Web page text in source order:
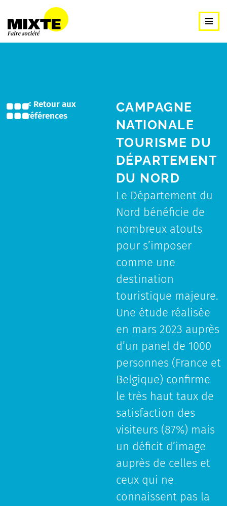
Aller
au
< Retour aux
références
CAMPAGNE
NATIONALE
TOURISME DU
DÉPARTEMENT
DU NORD
Le Département du
Nord bénéficie de
nombreux atouts
pour s’imposer
comme une
destination
touristique majeure.
Une étude réalisée
en mars 2023 auprès
d’un panel de 1000
personnes (France et
Belgique) confirme
le très haut taux de
satisfaction des
visiteurs (87%) mais
un déficit d’image
auprès de celles et
ceux qui ne
connaissent pas la